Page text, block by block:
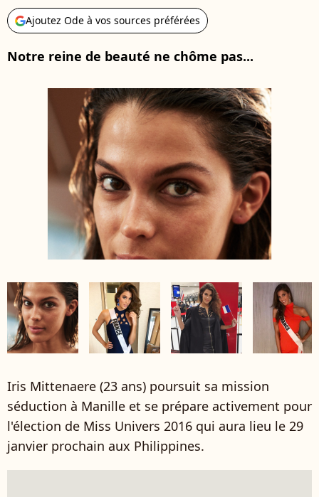
Ajoutez Ode à vos sources préférées
Notre reine de beauté ne chôme pas...
Iris Mittenaere (23 ans) poursuit sa mission
séduction à Manille et se prépare activement pour
l'élection de Miss Univers 2016 qui aura lieu le 29
janvier prochain aux Philippines.